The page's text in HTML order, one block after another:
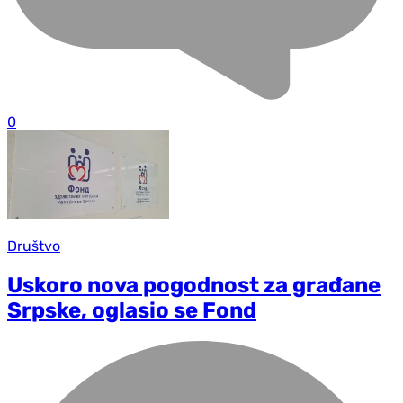
0
Društvo
Uskoro nova pogodnost za građane
Srpske, oglasio se Fond